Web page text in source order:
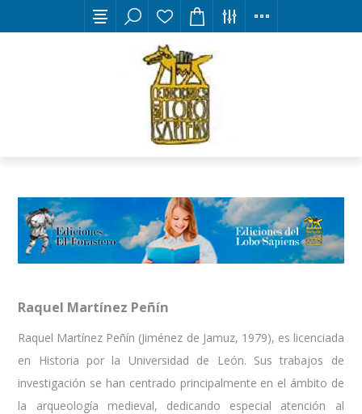
Raquel Martínez Peñín
Raquel Martínez Peñín (Jiménez de Jamuz, 1979), es licenciada
en Historia por la Universidad de León. Sus trabajos de
investigación se han centrado principalmente en el ámbito de
la arqueología medieval, dedicando especial atención al